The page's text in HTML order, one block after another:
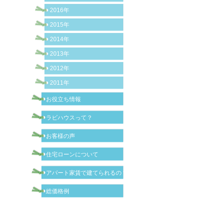
2016年
2015年
2014年
2013年
2012年
2011年
お役立ち情報
ラビハウスって？
お客様の声
住宅ローンについて
アパート家賃で建てられるの？
総価格例